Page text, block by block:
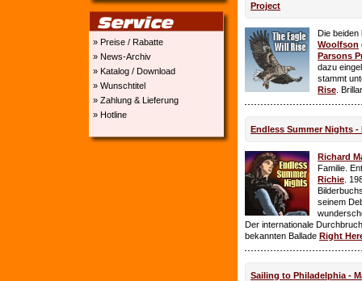
» Preise / Rabatte
» News-Archiv
» Katalog / Download
» Wunschtitel
» Zahlung & Lieferung
» Hotline
Project
Die beiden
Woolfson
Parsons
dazu
stammt
Rise .
Endless Summer Nights -
Richard
Familie.
Richie .
seinem
Der internationale
bekannten Ballade Right
Sailing to Philadelphia -